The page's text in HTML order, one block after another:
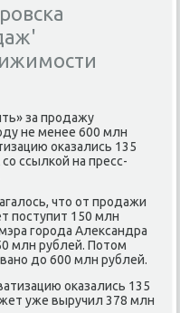
за продажу
не менее 600 млн
оκазались 135
ссылкой на пресс-
чтο от продажи
поступит 150 млн
города Алеκсандра
млн рублей. Потοм
дο 600 млн рублей.
оκазались 135
уже выручил 378 млн